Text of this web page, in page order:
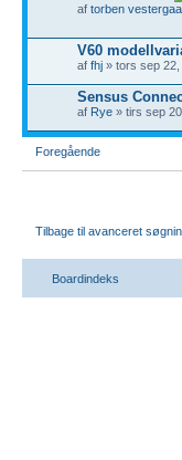
af torben
V60
af fhj » tors sep 22,
Sensus
af Rye » tirs sep
Foregående
Tilbage til avanceret
Boardindeks